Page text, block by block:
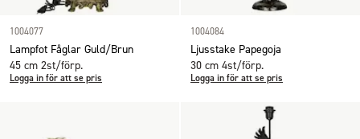
1004077
Lampfot Fåglar Guld/Brun
45 cm 2st/förp.
Logga in för att se pris
1004084
Ljusstake Papegoja
30 cm 4st/förp.
Logga in för att se pris